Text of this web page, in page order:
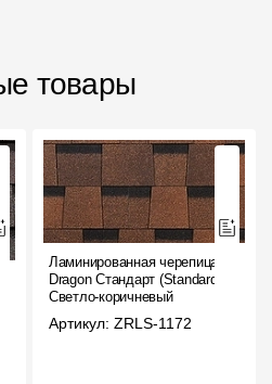
товары
Ламинированная черепица
Dragon Стандарт (Standard),
Светло-коричневый
Артикул: ZRLS-1172